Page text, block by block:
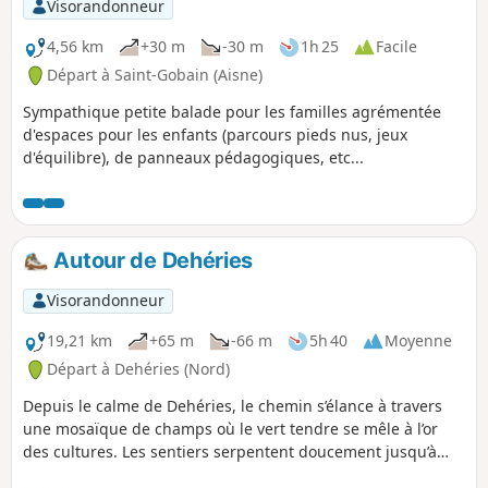
Visorandonneur
4,56 km
+30 m -30 m 1h 25
Facile
Départ à Saint-Gobain (Aisne)
Sympathique petite balade pour les familles agrémentée
d'espaces pour les enfants (parcours pieds nus, jeux
d'équilibre), de panneaux pédagogiques, etc...
Autour de Dehéries
Visorandonneur
19,21 km
+65 m -66 m 5h 40
Moyenne
Départ à Dehéries (Nord)
Depuis le calme de Dehéries, le chemin s’élance à travers
une mosaïque de champs où le vert tendre se mêle à l’or
des cultures. Les sentiers serpentent doucement jusqu’à